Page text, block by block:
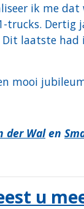
ik me
Dertig
Dit laatste had
mooi
der Walen
u